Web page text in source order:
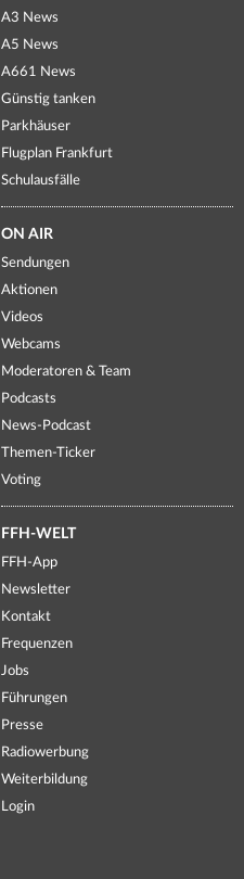
A3 News
A5 News
A661 News
Günstig tanken
Parkhäuser
Flugplan Frankfurt
Schulausfälle
ON AIR
Sendungen
Aktionen
Videos
Webcams
Moderatoren & Team
Podcasts
News-Podcast
Themen-Ticker
Voting
FFH-WELT
FFH-App
Newsletter
Kontakt
Frequenzen
Jobs
Führungen
Presse
Radiowerbung
Weiterbildung
Login